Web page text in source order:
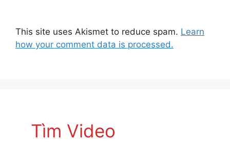
This site uses Akismet to reduce spam. Learn
how your comment data is processed.
Tìm Video